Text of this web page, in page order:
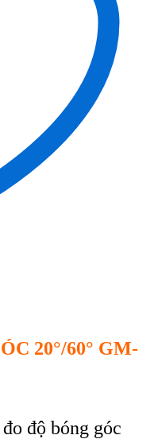
20°/60° GM-
độ bóng góc